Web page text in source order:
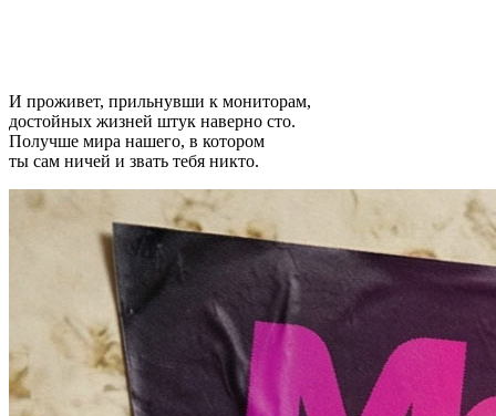
И проживет, прильнувши к мониторам,
достойных жизней штук наверно сто.
Получше мира нашего, в котором
ты сам ничей и звать тебя никто.